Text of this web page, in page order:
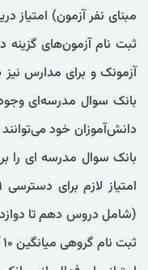
مبنای نفر آزمون) امتیاز
ثبت نام آزمون‌های
آزمونک و برای مدارس
بانک سوال مدرسه‌ای
دانش‌آموزان خود
بانک سوال مدرسه ای را
(شامل دروس دهم تا